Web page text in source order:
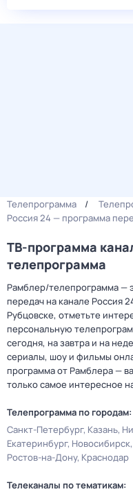
Телепрограмма
Россия 24 — программа
ТВ-программа
телепрограмма
Рамблер/телепрограмма —
передач на канале Россия
Рубцовске, отметьте
персональную
сегодня, на завтра и на
сериалы, шоу и фильмы
программа от Рамблера —
только самое интересное
Телепрограмма по городам:
Санкт-Петербург Казань
Екатеринбург Новосибирск
Ростов-на-Дону Краснодар
Телеканалы по тематикам: